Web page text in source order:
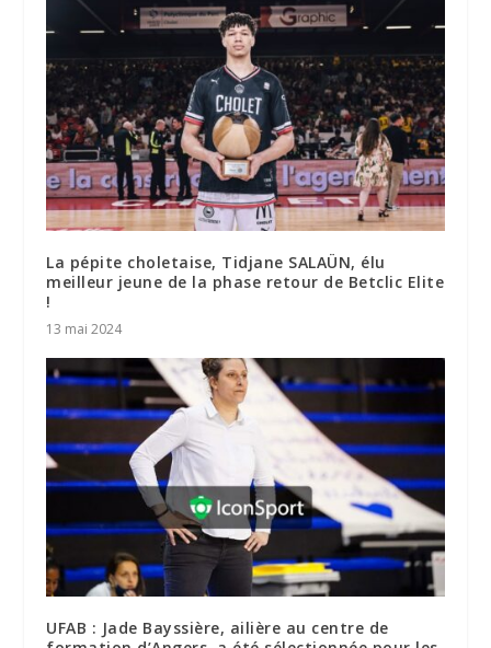
La pépite choletaise, Tidjane SALAÜN, élu
meilleur jeune de la phase retour de Betclic Elite
!
13 mai 2024
UFAB : Jade Bayssière, ailière au centre de